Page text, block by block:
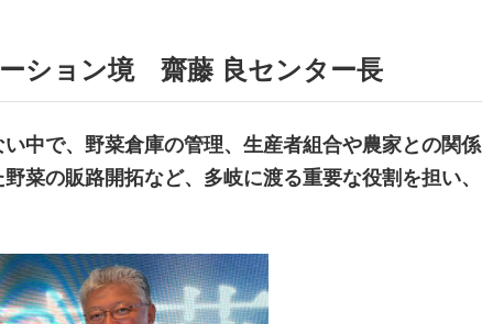
ション境 齋藤 良センター長
中で、野菜倉庫の管理、生産者組合や農家との関係
菜の販路開拓など、多岐に渡る重要な役割を担い、